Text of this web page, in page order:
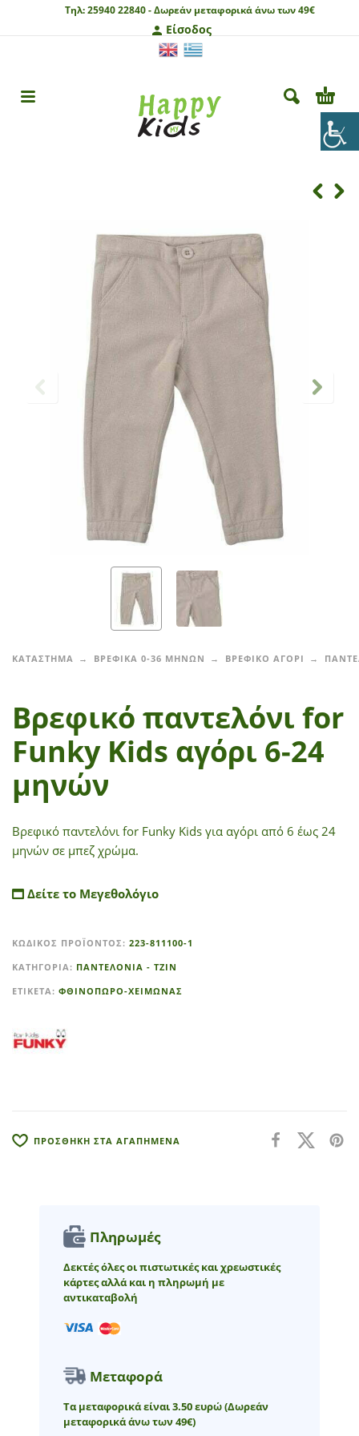
Τηλ:25940 22840 -Δωρεάν μεταφορικά άνω των 49€
Είσοδος
ΚΑΤΑΣΤΗΜΑ ΒΡΕΦΙΚΑ 0-36 ΜΗΝΩΝ ΒΡΕΦΙΚΟ ΑΓΟΡΙ
Βρεφικό παντελόνι for
Funky Kids αγόρι 6-24
μηνών
Βρεφικό παντελόνι for Funky Kids για αγόρι από 6 έως 24
μηνών σε μπεζ χρώμα.
Δείτε το Μεγεθολόγιο
l
t
e
a
:
ΚΩΔΙΚΌΣ ΠΡΟΪΌΝΤΟΣ: 223-811100-1
ΚΑΤΗΓΟΡΊΑ: ΠΑΝΤΕΛΟΝΙΑ - ΤΖΙΝ
ΕΤΙΚΈΤΑ: ΦΘΙΝΟΠΩΡΟ-ΧΕΙΜΩΝΑΣ
ΠΡΟΣΘΗΚΗ ΣΤΑ ΑΓΑΠΗΜΕΝΑ
Πληρωμές
Δεκτές όλες οι πιστωτικές και χρεωστικές
κάρτες αλλά και η πληρωμή με
αντικαταβολή
Μεταφορά
Τα μεταφορικά είναι 3.50 ευρώ(Δωρεάν
μεταφορικά άνω των 49€)